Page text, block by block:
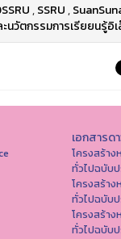
,SSRU,
นวัตกรรมการเรียยนรู้อิ
เอกสารด
โครงสร้า
ทั่วไปฉบับ
โครงสร้า
ทั่วไปฉบับ
โครงสร้า
ทั่วไปฉบับ